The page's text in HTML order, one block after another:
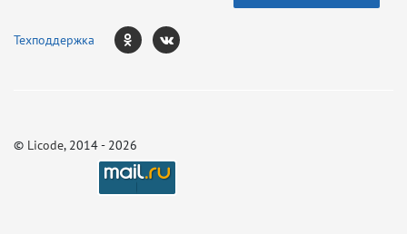
Техподдержка
© Licode, 2014 - 2026